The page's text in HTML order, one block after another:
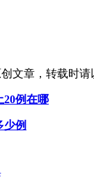
文章，转载时请
20例在哪
少例